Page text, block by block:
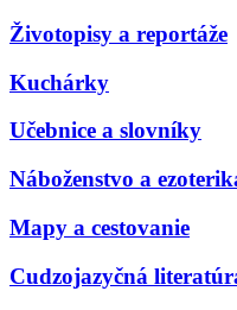
Životopisy a reportáže
Kuchárky
Učebnice a slovníky
Náboženstvo a
Mapy a cestovanie
Cudzojazyčná